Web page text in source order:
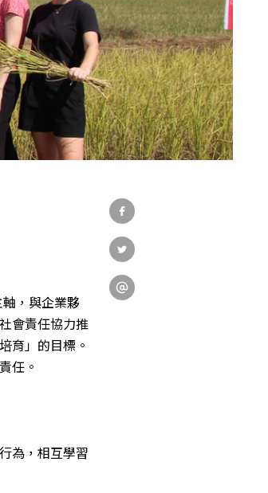
最新消息
關於中心
社會實踐
教育發展
研究成果
，與企業夥
會責任協力推
育」的目標。
任。
為，相互學習